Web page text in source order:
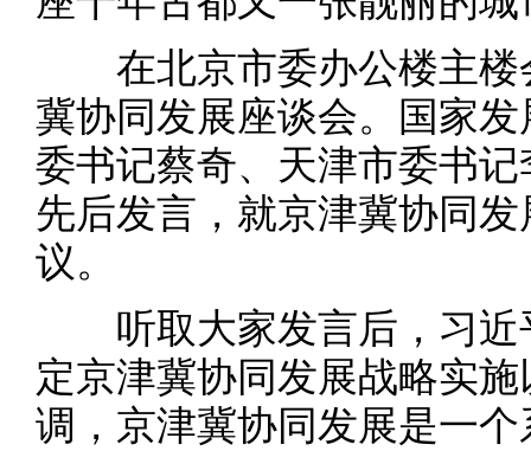
在北京市委办公楼主楼
冀协同发展座谈会。国家
委书记蔡奇、天津市委书
先后发言，就京津冀协同
议。
听取大家发言后，习近
定京津冀协同发展战略实
调，京津冀协同发展是一